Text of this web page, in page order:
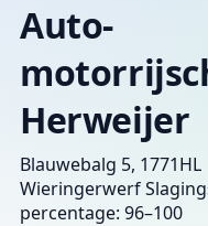
Auto-
Herweijer
Blauwebalg 5, 1771HL
Wieringerwerf
percentage: 96–100